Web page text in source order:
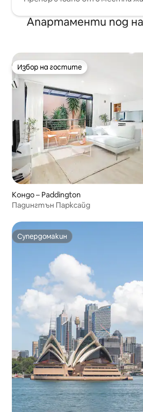
Апартаменти под
Избор на гостите
Избор на гостите
Кондо – Paddington
Падингтън Парксайд
Супердомакин
Супердомакин